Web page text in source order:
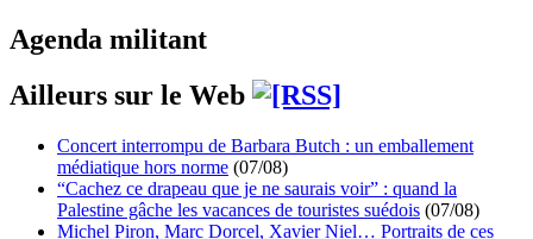
Agenda militant
Ailleurs sur le Web
Concert interrompu de Barbara Butch : un emballement
médiatique hors norme (07/08)
“Cachez ce drapeau que je ne saurais voir” : quand la
Palestine gâche les vacances de touristes suédois (07/08)
Michel Piron, Marc Dorcel, Xavier Niel… Portraits de ces